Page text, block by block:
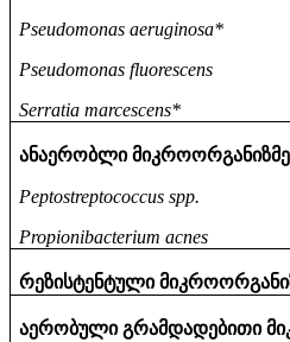
Pseudomonas aeruginosa*
Pseudomonas fluorescens
Serratia marcescens*
ანაერობლი
Peptostreptococcus spp.
Propionibacterium acnes
რეზისტენტული
აერობულიგრამდადებითი